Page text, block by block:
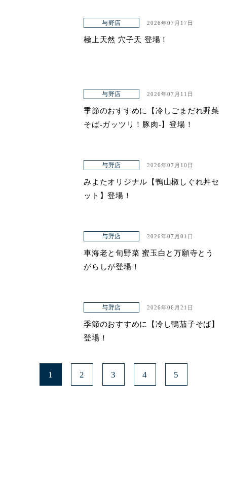
与野店 2026年07月17日
極上天然 穴子天 登場！
与野店 2026年07月11日
季節のおすすめに【冷しごまだれ野菜
そば-ガッツリ！豚肉-】登場！
与野店 2026年07月10日
みよたオリジナル【鴨山椒しぐれ丼セ
ット】登場！
与野店 2026年07月01日
車海老と旬野菜 蜜玉白と万願寺とう
がらしが登場！
与野店 2026年06月21日
季節のおすすめに【冷し鴨茄子そば】
登場！
1 2 3 4 5